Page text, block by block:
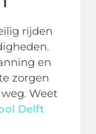
rijden
en
zorgen
Weet
Delft